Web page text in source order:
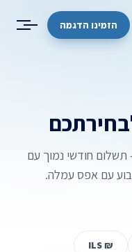
הזמינו הדגמה
חודשי נמוך עם
עם אפס עמלה.
₪
ILS